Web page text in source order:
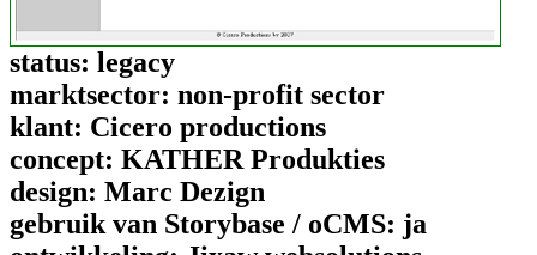
status: legacy
marktsector: non-profit sector
klant: Cicero productions
concept: KATHER Produkties
design: Marc Dezign
gebruik van Storybase / oCMS: ja